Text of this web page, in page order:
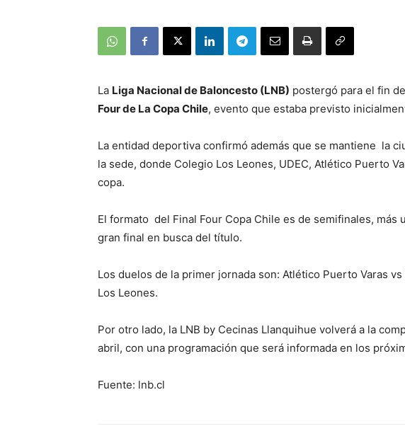
La Liga Nacional de Baloncesto (LNB) postergó para el fin
Four de La Copa Chile, evento que estaba previsto
La entidad deportiva confirmó además que se mantiene la
la sede, donde Colegio Los Leones, UDEC, Atlético Puerto
copa.
El formato del Final Four Copa Chile es de semifinales,
gran final en busca del título.
Los duelos de la primer jornada son: Atlético Puerto Varas
Los Leones.
Por otro lado, la LNB by Cecinas Llanquihue volverá a la
abril, con una programación que será informada en los
Fuente: lnb.cl